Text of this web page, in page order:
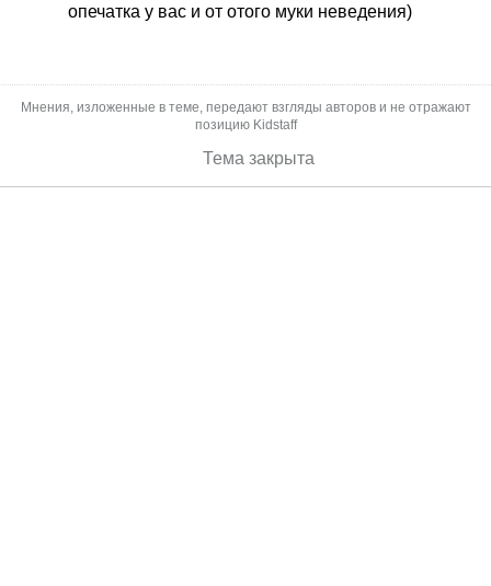
опечатка у вас и от отого муки неведения)
Мнения, изложенные в теме, передают взгляды авторов и не отражают
позицию Kidstaff
Тема закрыта